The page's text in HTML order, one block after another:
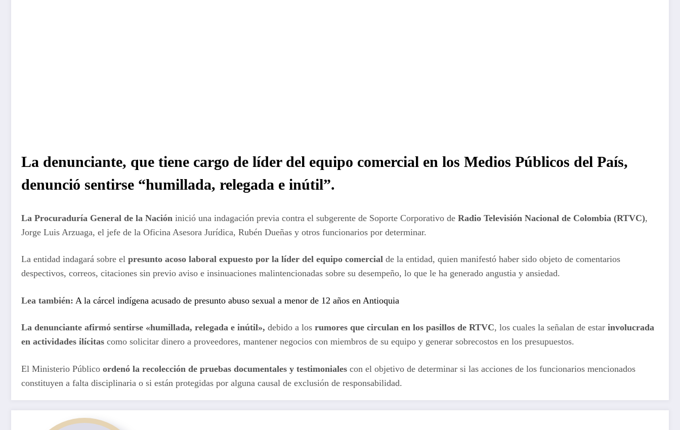
La denunciante, que tiene cargo de líder del equipo comercial en los Medios Públicos del País,
denunció sentirse “humillada, relegada e inútil”.
La Procuraduría General de la Nación inició una indagación previa contra el subgerente de Soporte Corporativo de Radio Televisión Nacional de Colombia (RTVC),
Jorge Luis Arzuaga, el jefe de la Oficina Asesora Jurídica, Rubén Dueñas y otros funcionarios por determinar.
La entidad indagará sobre el presunto acoso laboral expuesto por la líder del equipo comercial de la entidad, quien manifestó haber sido objeto de comentarios
despectivos, correos, citaciones sin previo aviso e insinuaciones malintencionadas sobre su desempeño, lo que le ha generado angustia y ansiedad.
Lea también: A la cárcel indígena acusado de presunto abuso sexual a menor de 12 años en Antioquia
La denunciante afirmó sentirse «humillada, relegada e inútil», debido a los rumores que circulan en los pasillos de RTVC, los cuales la señalan de estar involucrada
en actividades ilícitas como solicitar dinero a proveedores, mantener negocios con miembros de su equipo y generar sobrecostos en los presupuestos.
El Ministerio Público ordenó la recolección de pruebas documentales y testimoniales con el objetivo de determinar si las acciones de los funcionarios mencionados
constituyen a falta disciplinaria o si están protegidas por alguna causal de exclusión de responsabilidad.